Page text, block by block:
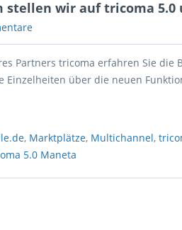
stellen wir auf tricoma 5.0
Partners tricoma erfahren Sie
Einzelheiten über die neuen
, Marktplätze, Multichannel,
5.0 Maneta